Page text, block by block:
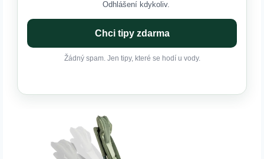
Odhlášení kdykoliv.
Chci tipy zdarma
Žádný spam. Jen tipy, které se hodí u vody.